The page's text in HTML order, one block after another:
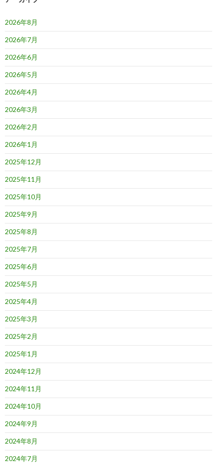
2026年8月
2026年7月
2026年6月
2026年5月
2026年4月
2026年3月
2026年2月
2026年1月
2025年12月
2025年11月
2025年10月
2025年9月
2025年8月
2025年7月
2025年6月
2025年5月
2025年4月
2025年3月
2025年2月
2025年1月
2024年12月
2024年11月
2024年10月
2024年9月
2024年8月
2024年7月